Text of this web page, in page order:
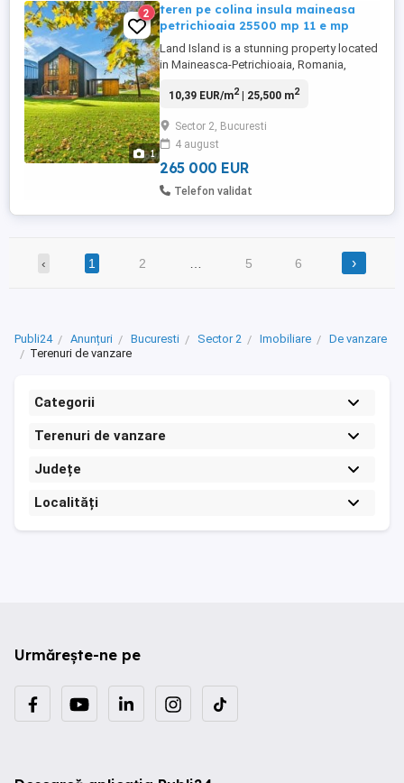
1
2
teren pe colina insula maineasa
petrichioaia 25500 mp 11 e mp
Land Island is a stunning property located
in Maineasca-Petrichioaia, Romania,
meters. This expansive land offers a
investors, and those seeking a private
retreat in a serene natural environment.
Located just 30 kilometers south ...
10,39 EUR/m2| 25,500 m2
Sector 2, Bucuresti
4 august
265 000 EUR
Telefon validat
‹ 1 2 5 6 ›
Publi24 Anunțuri Bucuresti Sector 2 Imobiliare
De vanzare
Terenuri de vanzare
Categorii
Terenuri de vanzare
Județe
Localități
Urmărește-ne pe